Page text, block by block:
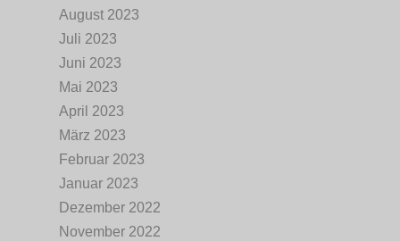
August 2023
Juli 2023
Juni 2023
Mai 2023
April 2023
März 2023
Februar 2023
Januar 2023
Dezember 2022
November 2022